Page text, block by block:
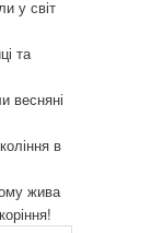
у світ
та
весняні
в
жива